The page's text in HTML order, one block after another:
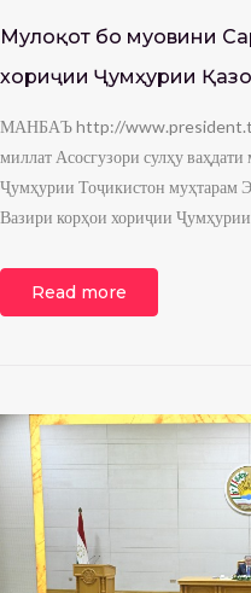
Мулоқот бо муовини
хориҷии Ҷумҳурии
МАНБАЪ http://www.president.tj/
миллат Асосгузори сулҳу
Ҷумҳурии Тоҷикистон муҳтарам
Вазири корҳои хориҷии
Read more